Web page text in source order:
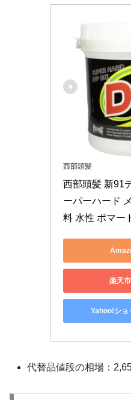
西部頭髪
西部頭髪 新91
ーパーハード
料 水性 ポマー
楽天
Yahoo!ショ
代替品値段の相場：